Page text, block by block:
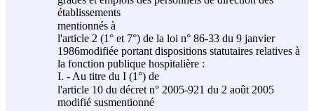
établissements
mentionnés à
l'article 2 (1° et 7°) de la loi n° 86-33 du 9 janvier
1986modifiée portant dispositions statutaires relatives à
la fonction publique hospitalière :
I. - Au titre du I (1°) de
l'article 10 du décret n° 2005-921 du 2 août 2005
modifié susmentionné